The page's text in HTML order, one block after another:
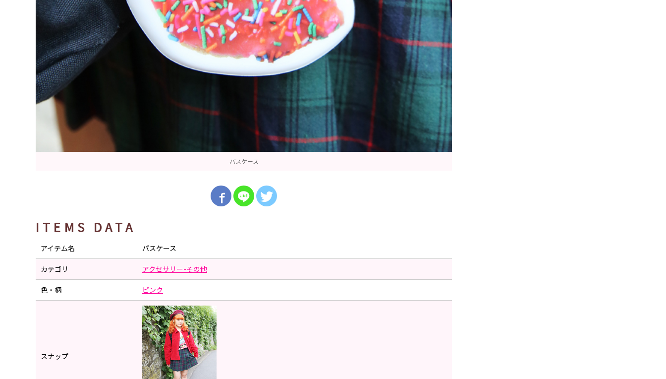
パスケース
ITEMS DATA
アイテム名 パスケース
カテゴリ アクセサリー-その他
色・柄 ピンク
スナップ